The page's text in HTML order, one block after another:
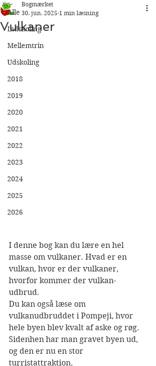
Alle
Indskoling
Mellemtrin
Udskoling
2018
2019
2020
2021
2022
2023
2024
2025
2026
Vulkaner
Bogmærket
30. jun. 2025 1 min læsning
I denne bog kan du lære en hel
masse om vulkaner. Hvad er en
vulkan, hvor er der vulkaner,
hvorfor kommer der vulkan-
udbrud.
Du kan også læse om
vulkanudbruddet i Pompeji, hvor
hele byen blev kvalt af aske og røg.
Sidenhen har man gravet byen ud,
og den er nu en stor
turristattraktion.